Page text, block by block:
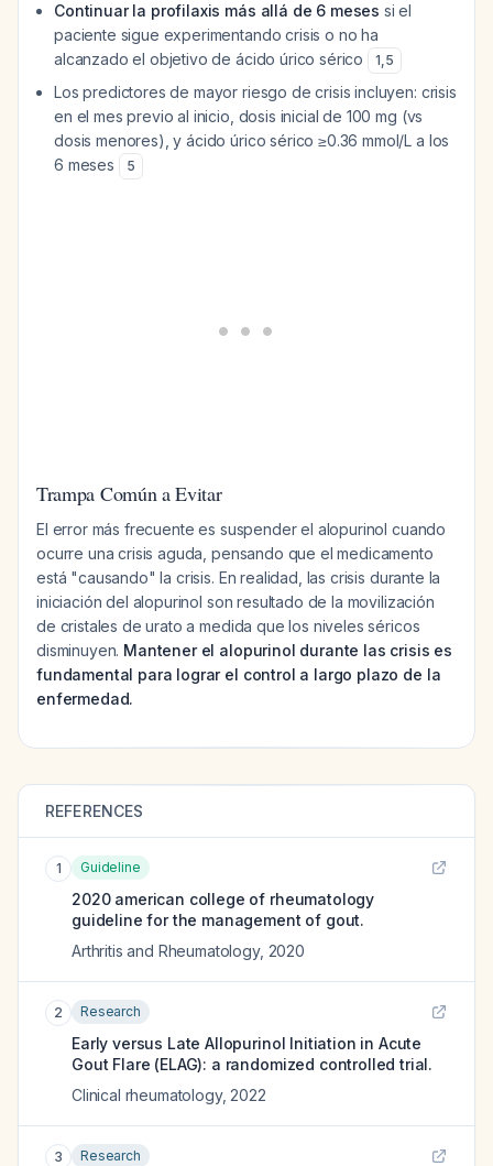
Continuar la profilaxis más allá de 6 meses si el
paciente sigue experimentando crisis o no ha
alcanzado el objetivo de ácido úrico sérico
1,5
Los predictores de mayor riesgo de crisis incluyen: crisis
en el mes previo al inicio, dosis inicial de 100 mg (vs
dosis menores), y ácido úrico sérico ≥0.36 mmol/L a los
6 meses
5
Trampa Común a Evitar
El error más frecuente es suspender el alopurinol cuando
ocurre una crisis aguda, pensando que el medicamento
está "causando" la crisis. En realidad, las crisis durante la
iniciación del alopurinol son resultado de la movilización
de cristales de urato a medida que los niveles séricos
disminuyen. Mantener el alopurinol durante las crisis es
fundamental para lograr el control a largo plazo de la
enfermedad.
REFERENCES
1 Guideline
2020 american college of rheumatology
guideline for the management of gout.
Arthritis and Rheumatology, 2020
2 Research
Early versus Late Allopurinol Initiation in Acute
Gout Flare (ELAG): a randomized controlled trial.
Clinical rheumatology, 2022
3 Research